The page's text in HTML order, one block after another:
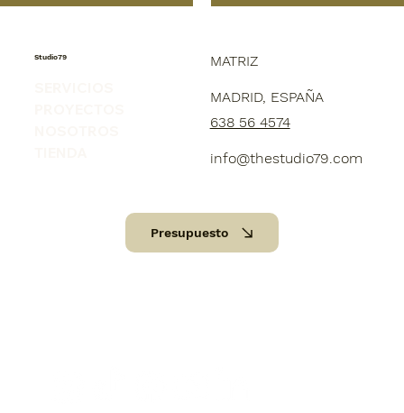
Studio79 MATRIZ
MADRID, ESPAÑA
638 56 4574
info@thestudio79.com
Presupuesto